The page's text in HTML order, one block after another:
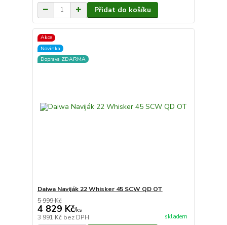
Přidat do košíku
Akce
Novinka
Doprava ZDARMA
Daiwa Naviják 22 Whisker 45 SCW QD OT
5 999 Kč
4 829 Kč/ks
3 991 Kč bez DPH skladem